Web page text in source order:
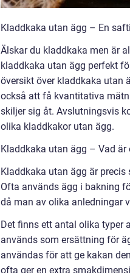
Kladdkaka utan ägg – En
Älskar du kladdkaka men är
kladdkaka utan ägg perfekt
översikt över kladdkaka utan
också att få kvantitativa
skiljer sig åt. Avslutningsvis
olika kladdkakor utan ägg.
Kladdkaka utan ägg – Vad
Kladdkaka utan ägg är
Ofta används ägg i bakning
då man av olika anledningar
Det finns ett antal olika typer
används som ersättning för
användas för att ge kakan
ofta ger en extra